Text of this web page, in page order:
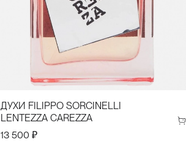
ДУХИ FILIPPO SORCINELLI
LENTEZZA CAREZZA
13 500 ₽